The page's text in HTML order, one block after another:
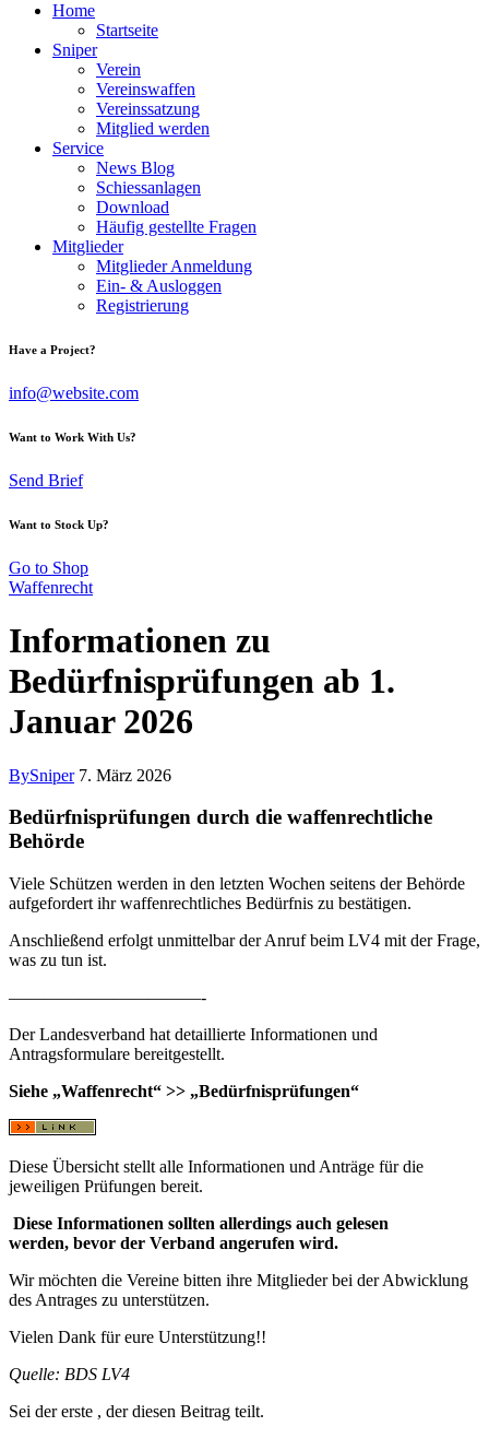
Home
Startseite
Sniper
Verein
Vereinswaffen
Vereinssatzung
Mitglied werden
Service
News Blog
Schiessanlagen
Download
Häufig gestellte Fragen
Mitglieder
Mitglieder Anmeldung
Ein- & Ausloggen
Registrierung
Have a Project?
info@website.com
Want to Work With Us?
Send Brief
Want to Stock Up?
Go to Shop
Waffenrecht
Informationen zu
Bedürfnisprüfungen ab 1.
Januar 2026
BySniper 7. März 2026
Bedürfnisprüfungen durch die waffenrechtliche
Behörde
Viele Schützen werden in den letzten Wochen seitens der Behörde
aufgefordert ihr waffenrechtliches Bedürfnis zu bestätigen.
Anschließend erfolgt unmittelbar der Anruf beim LV4 mit der Frage,
was zu tun ist.
———————————-
Der Landesverband hat detaillierte Informationen und
Antragsformulare bereitgestellt.
Siehe „Waffenrecht“ >> „Bedürfnisprüfungen“
Diese Übersicht stellt alle Informationen und Anträge für die
jeweiligen Prüfungen bereit.
Diese Informationen sollten allerdings auch gelesen
werden, bevor der Verband angerufen wird.
Wir möchten die Vereine bitten ihre Mitglieder bei der Abwicklung
des Antrages zu unterstützen.
Vielen Dank für eure Unterstützung!!
Quelle: BDS LV4
Sei der erste , der diesen Beitrag teilt.